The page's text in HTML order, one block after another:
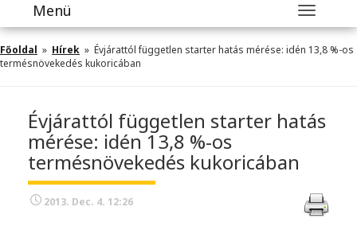
Toggle
Menü
Főoldal » Hírek » Évjárattól független starter hatás mérése: idén 13,8 %-os
termésnövekedés kukoricában
Évjárattól független starter hatás
mérése: idén 13,8 %-os
termésnövekedés kukoricában
2013. Dec. 4. 12:26